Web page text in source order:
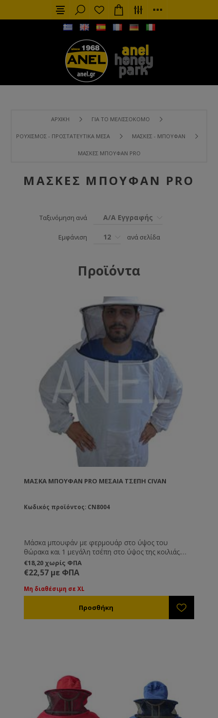
ΑΡΧΙΚΉ ΓΙΑ ΤΟ ΜΕΛΙΣΣΟΚΌΜΟ
ΡΟΥΧΙΣΜΌΣ - ΠΡΟΣΤΑΤΕΥΤΙΚΆ ΜΈΣΑ ΜΆΣΚΕΣ - ΜΠΟΥΦΆΝ
ΜΆΣΚΕΣ ΜΠΟΥΦΆΝ PRO
ΜΆΣΚΕΣ ΜΠΟΥΦΆΝ PRO
Ταξινόμηση ανά Α/Α Εγγραφής
Εμφάνιση 12 ανά σελίδα
Προϊόντα
ΜΆΣΚΑ ΜΠΟΥΦΆΝ PRO ΜΕΣΑΊΑ ΤΣΈΠΗ CIVAN
Κωδικός προϊόντος: CN8004
Μάσκα μπουφάν με φερμουάρ στο ύψος του
θώρακα και 1 μεγάλη τσέπη στο ύψος της κοιλιάς.
Διατίθεται σε μεγέθη M, L XL και XXL.
€18,20 χωρίς ΦΠΑ
€22,57 με ΦΠΑ
Μη διαθέσιμη σε XL